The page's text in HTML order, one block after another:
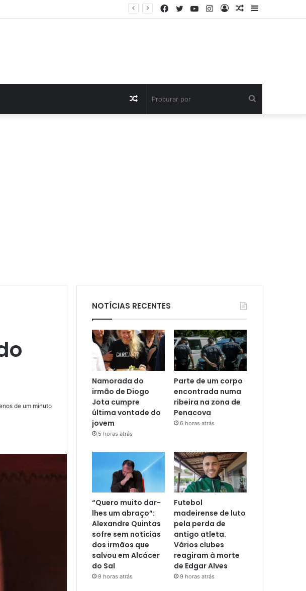
do jovem
Barra
Artigo
Entrar
Instagram
YouTube
Twitter
Facebook
Artigo
de um minuto
NOTÍCIAS RECENTES
Namorada do
irmão de Diogo
Jota cumpre
última vontade do
jovem
5 horas atrás
Parte de um corpo
encontrada numa
ribeira na zona de
Penacova
6 horas atrás
“Quero muito dar-
lhes um abraço”:
Alexandre Quintas
sofre sem notícias
dos irmãos que
salvou em Alcácer
do Sal
9 horas atrás
Futebol
madeirense de luto
pela perda de
antigo atleta.
Vários clubes
reagiram à morte
de Edgar Alves
9 horas atrás